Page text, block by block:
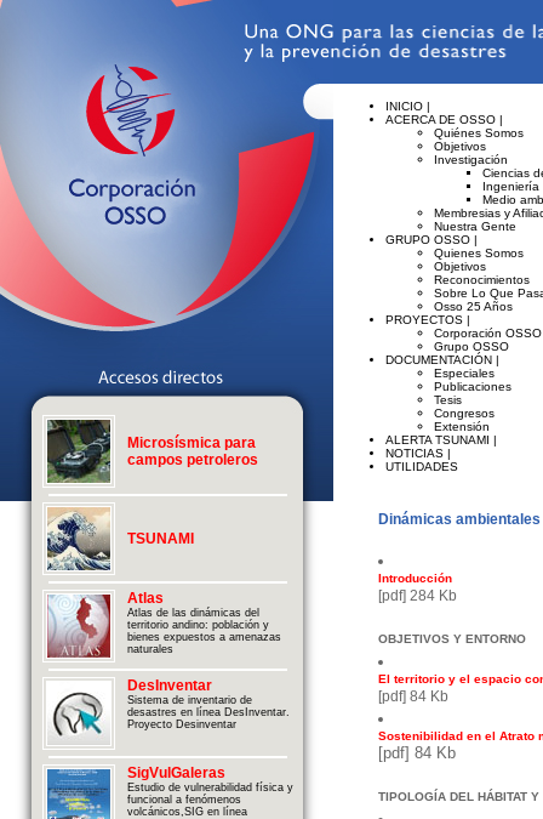
Microsísmica para
campos petroleros
TSUNAMI
Atlas
Atlas de las dinámicas del
territorio andino: población y
bienes expuestos a amenazas
naturales
DesInventar
Sistema de inventario de
desastres en línea DesInventar.
Proyecto Desinventar
SigVulGaleras
Estudio de vulnerabilidad física y
funcional a fenómenos
volcánicos,SIG en línea
INICIO |
ACERCA DE OSSO |
Quiénes Somos
Objetivos
Investigación
Ciencias
Ingeniería
Medio
Membresias y
Nuestra Gente
GRUPO OSSO |
Quienes Somos
Objetivos
Reconocimientos
Sobre Lo Que
Osso 25 Años
PROYECTOS |
Corporación OSSO
Grupo OSSO
DOCUMENTACIÓN |
Especiales
Publicaciones
Tesis
Congresos
Extensión
ALERTA TSUNAMI |
NOTICIAS |
UTILIDADES
Dinámicas
Introducción
[pdf] 284 Kb
OBJETIVOS Y ENTORNO
El territorio y el espacio
[pdf] 84 Kb
Sostenibilidad en el Atrato
[pdf] 84 Kb
TIPOLOGÍA DEL HÁBITAT